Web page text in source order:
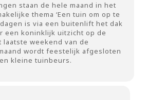
staan de hele maand in het
thema ‘Een tuin om op te
is via een buitenlift het dak
een koninklijk uitzicht op de
weekend van de
wordt feestelijk afgesloten
kleine tuinbeurs.